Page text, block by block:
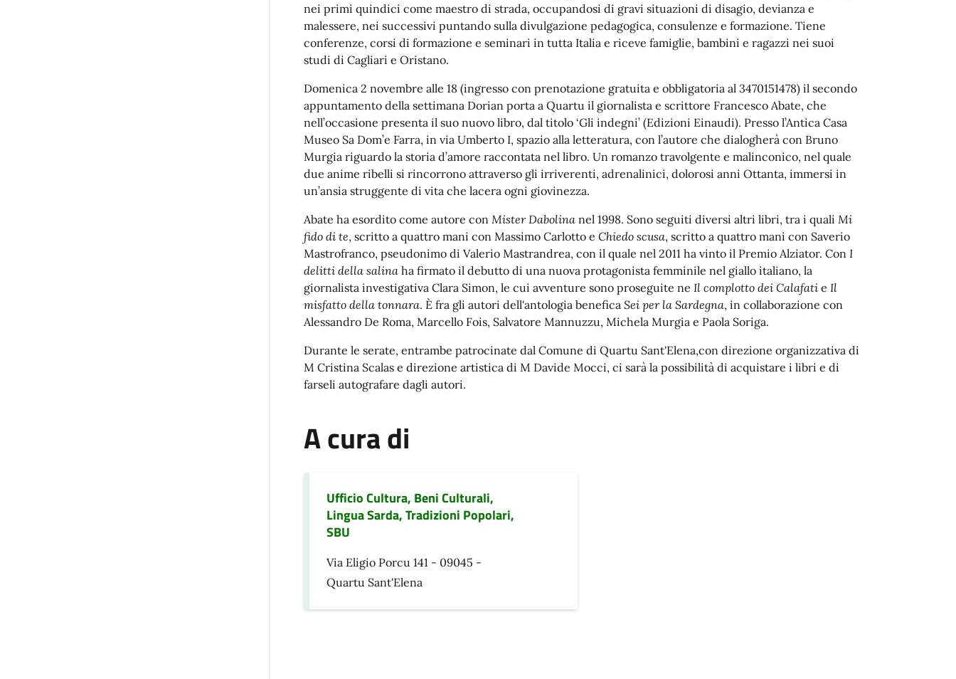
nei primi quindici come maestro di strada, occupandosi di gravi situazioni di disagio, devianza e
malessere, nei successivi puntando sulla divulgazione pedagogica, consulenze e formazione. Tiene
conferenze, corsi di formazione e seminari in tutta Italia e riceve famiglie, bambini e ragazzi nei suoi
studi di Cagliari e Oristano.
Domenica 2 novembre alle 18 (ingresso con prenotazione gratuita e obbligatoria al 3470151478) il secondo
appuntamento della settimana Dorian porta a Quartu il giornalista e scrittore Francesco Abate, che
nell’occasione presenta il suo nuovo libro, dal titolo ‘Gli indegni’ (Edizioni Einaudi). Presso l’Antica Casa
Museo Sa Dom’e Farra, in via Umberto I, spazio alla letteratura, con l’autore che dialogherà con Bruno
Murgia riguardo la storia d’amore raccontata nel libro. Un romanzo travolgente e malinconico, nel quale
due anime ribelli si rincorrono attraverso gli irriverenti, adrenalinici, dolorosi anni Ottanta, immersi in
un’ansia struggente di vita che lacera ogni giovinezza.
Abate ha esordito come autore con Mister Dabolina nel 1998. Sono seguiti diversi altri libri, tra i quali Mi
fido di te, scritto a quattro mani con Massimo Carlotto e Chiedo scusa, scritto a quattro mani con Saverio
Mastrofranco, pseudonimo di Valerio Mastrandrea, con il quale nel 2011 ha vinto il Premio Alziator. Con I
delitti della salina ha firmato il debutto di una nuova protagonista femminile nel giallo italiano, la
giornalista investigativa Clara Simon, le cui avventure sono proseguite ne Il complotto dei Calafati e Il
misfatto della tonnara. È fra gli autori dell'antologia benefica Sei per la Sardegna, in collaborazione con
Alessandro De Roma, Marcello Fois, Salvatore Mannuzzu, Michela Murgia e Paola Soriga.
Durante le serate, entrambe patrocinate dal Comune di Quartu Sant'Elena,con direzione organizzativa di
M Cristina Scalas e direzione artistica di M Davide Mocci, ci sarà la possibilità di acquistare i libri e di
farseli autografare dagli autori.
A cura di
Ufficio Cultura, Beni Culturali,
Lingua Sarda, Tradizioni Popolari,
SBU
Via Eligio Porcu 141 - 09045 -
Quartu Sant'Elena